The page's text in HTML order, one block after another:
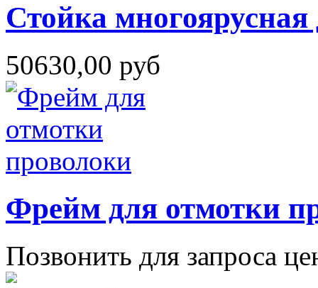
Стойка многоярусная
50630,00 руб
Фрейм для отмотки
Позвонить для запроса